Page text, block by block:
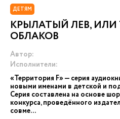
ДЕТЯМ
КРЫЛАТЫЙ ЛЕВ,
ОБЛАКОВ
Автор:
Исполнители:
«Территория F» — серия
новыми именами в детской и
Серия составлена на основе
конкурса, проведённого
совме...